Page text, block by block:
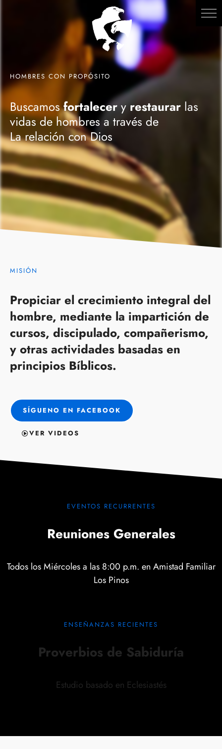
HOMBRES CON PROPÓSITO
Buscamosfortaleceryrestaurar las
vidas de hombres a través de
La relación con Dios
MISIÓN
Propiciar el crecimiento integral del
hombre, mediante la impartición de
cursos, discipulado, compañerismo,
y otras actividades basadas en
principios Bíblicos.
SÍGUENO EN FACEBOOK
VER VIDEOS
EVENTOS RECURRENTES
Reuniones Generales
Todos los Miércoles a las 8:00 p.m. en Amistad Familiar
Los Pinos
ENSEÑANZAS RECIENTES​
Proverbios de Sabiduría
Estudio basado en Eclesiastés